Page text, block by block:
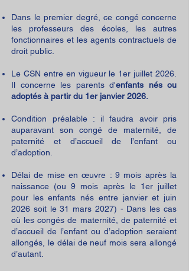
Dans le premier degré, ce congé concerne
les professeurs des écoles, les autres
fonctionnaires et les agents contractuels de
droit public.
Le CSN entre en vigueur le 1er juillet 2026.
Il concerne les parents d'enfants nés ou
adoptés à partir du 1er janvier 2026.
Condition préalable : il faudra avoir pris
auparavant son congé de maternité, de
paternité et d’accueil de l’enfant ou
d’adoption.
Délai de mise en œuvre : 9 mois après la
naissance (ou 9 mois après le 1er juillet
pour les enfants nés entre janvier et juin
2026 soit le 31 mars 2027) - Dans les cas
où les congés de maternité, de paternité et
d’accueil de l’enfant ou d’adoption seraient
allongés, le délai de neuf mois sera allongé
d’autant.